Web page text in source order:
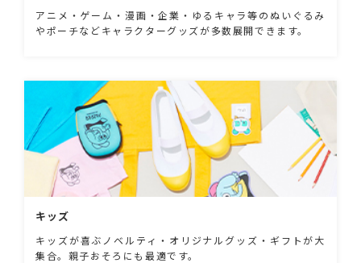
アニメ・ゲーム・漫画・企業・ゆるキャラ等のぬいぐるみ
やポーチなどキャラクターグッズが多数展開できます。
キッズ
キッズが喜ぶノベルティ・オリジナルグッズ・ギフトが大
集合。親子おそろにも最適です。